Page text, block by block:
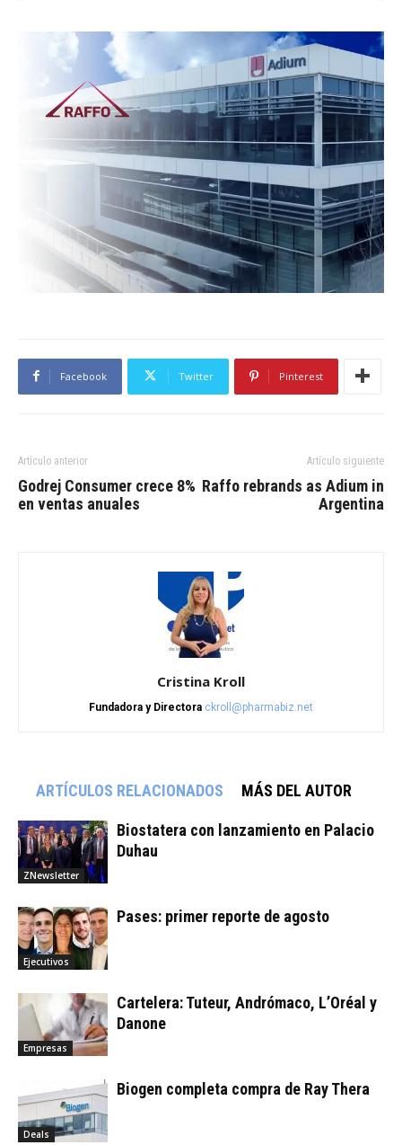
Facebook Twitter Pinterest
Artículo anterior
Godrej Consumer crece 8%
en ventas anuales
Artículo siguiente
Raffo rebrands as Adium in
Argentina
Cristina Kroll
Fundadora y Directora ckroll@pharmabiz.net
ARTÍCULOS RELACIONADOS MÁS DEL AUTOR
ZNewsletter
Biostatera con lanzamiento en Palacio
Duhau
Ejecutivos
Pases: primer reporte de agosto
Empresas
Cartelera: Tuteur, Andrómaco, L’Oréal y
Danone
Deals
Biogen completa compra de Ray Thera